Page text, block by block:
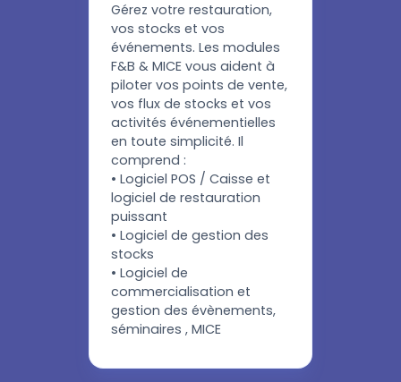
Gérez votre restauration,
vos stocks et vos
événements. Les modules
F&B & MICE vous aident à
piloter vos points de vente,
vos flux de stocks et vos
activités événementielles
en toute simplicité. Il
comprend :
• Logiciel POS / Caisse et
logiciel de restauration
puissant
• Logiciel de gestion des
stocks
• Logiciel de
commercialisation et
gestion des évènements,
séminaires , MICE